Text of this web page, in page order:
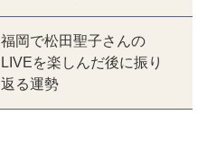
福岡で松田聖子さんの
LIVEを楽しんだ後に振り
返る運勢